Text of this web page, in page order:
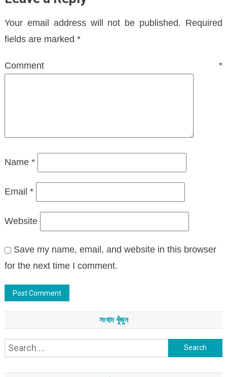
Your email address will not be published. Required
fields are marked *
Comment*
Name *
Email *
Website
Save my name, email, and website in this browser
for the next time I comment.
সংবাদ খুঁজুন
Search